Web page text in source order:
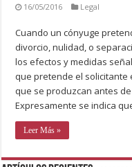
16/05/2016 Legal
Cuando un cónyuge
divorcio, nulidad, o
los efectos y medidas
que pretende el solicitante
que se produzcan antes
Expresamente se indica
Leer Más »